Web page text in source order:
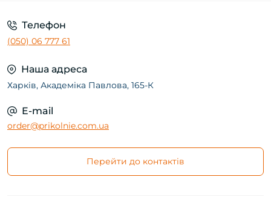
Телефон
(050) 06 777 61
Наша адреса
Харків, Академіка Павлова, 165-К
E-mail
order@prikolnie.com.ua
Перейти до контактів